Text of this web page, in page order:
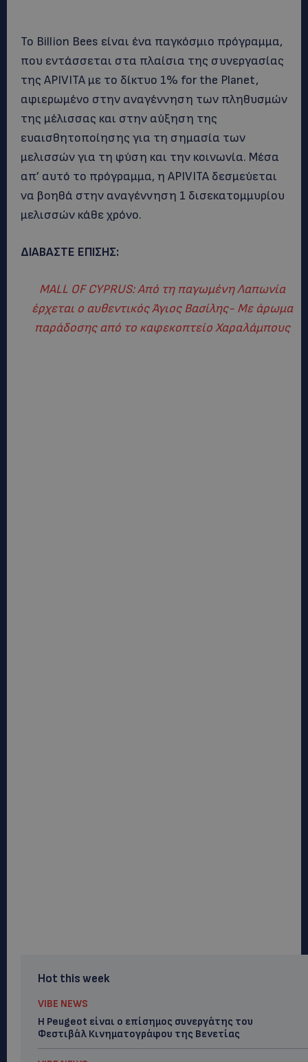
Το Billion Bees είναι ένα παγκόσμιο πρόγραμμα,
που εντάσσεται στα πλαίσια της συνεργασίας
της APIVITA με το δίκτυο 1% for the Planet,
αφιερωμένο στην αναγέννηση των πληθυσμών
της μέλισσας και στην αύξηση της
ευαισθητοποίησης για τη σημασία των
μελισσών για τη φύση και την κοινωνία. Μέσα
απ’ αυτό το πρόγραμμα, η APIVITA δεσμεύεται
να βοηθά στην αναγέννηση 1 δισεκατομμυρίου
μελισσών κάθε χρόνο.
ΔΙΑΒΑΣΤΕ ΕΠΙΣΗΣ:
MALL OF CYPRUS: Από τη παγωμένη Λαπωνία
έρχεται ο αυθεντικός Άγιος Βασίλης- Με άρωμα
παράδοσης από το καφεκοπτείο Χαραλάμπους
Hot this week
VIBE NEWS
Η Peugeot είναι ο επίσημος συνεργάτης του
Φεστιβάλ Κινηματογράφου της Βενετίας